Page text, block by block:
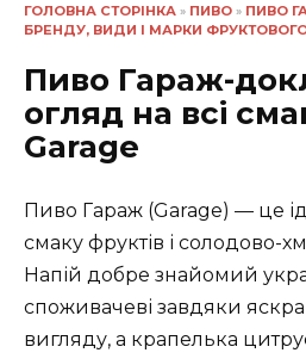
ГОЛОВНА СТОРІНКА » ПИВО » ПИВО
БРЕНДУ, ВИДИ І МАРКИ
Пиво Гараж-
огляд на всі
Garage
Пиво Гараж (Garage) — це
смаку фруктів і солодово-
Напій добре знайомий
споживачеві завдяки
вигляду, а крапелька